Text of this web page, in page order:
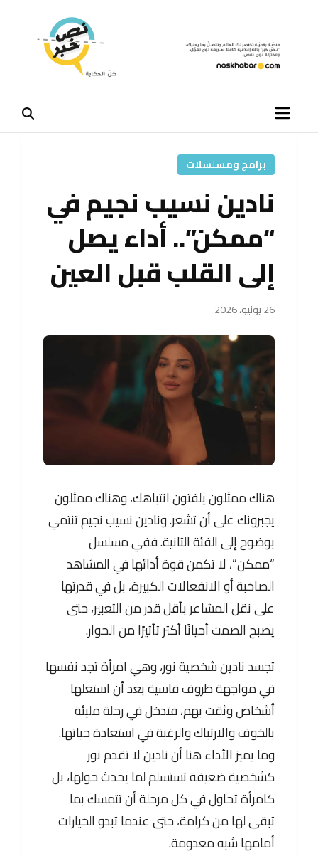
برامج ومسلسلات
نادين نسيب نجيم في
“ممكن”.. أداء يصل
إلى القلب قبل العين
26 يونيو، 2026
هناك ممثلون يلفتون انتباهك، وهناك ممثلون
يجبرونك على أن تشعر. ونادين نسيب نجيم تنتمي
بوضوح إلى الفئة الثانية. ففي مسلسل
“ممكن”، لا تكمن قوة أدائها في المشاهد
الصاخبة أو الانفعالات الكبيرة، بل في قدرتها
على نقل المشاعر بأقل قدر من التعبير، حتى
يصبح الصمت أحيانًا أكثر تأثيرًا من الحوار.
تجسد نادين شخصية نور، وهي امرأة تجد نفسها
في مواجهة ظروف قاسية بعد أن استغلها
أشخاص وثقت بهم، فتدخل في رحلة مليئة
بالخوف والارتباك والرغبة في استعادة حياتها.
وما يميز الأداء هنا أن نادين لا تقدم نور
كشخصية ضعيفة تستسلم لما يحدث حولها، بل
كامرأة تحاول في كل مرحلة أن تتمسك بما
تبقى لها من كرامة، حتى عندما تبدو الخيارات
أمامها شبه معدومة.